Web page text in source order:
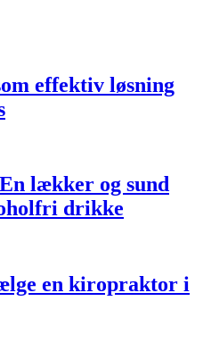
effektiv løsning
lækker og sund
drikke
en kiropraktor i